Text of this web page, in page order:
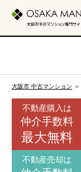
大阪市 中古マンション ＞
不動産購入は
仲介手数料
最大無料
不動産売却は